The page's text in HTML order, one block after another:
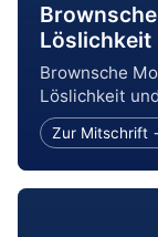
Löslichkeit
Brownsche
Löslichkeit
Zur Mitschrift